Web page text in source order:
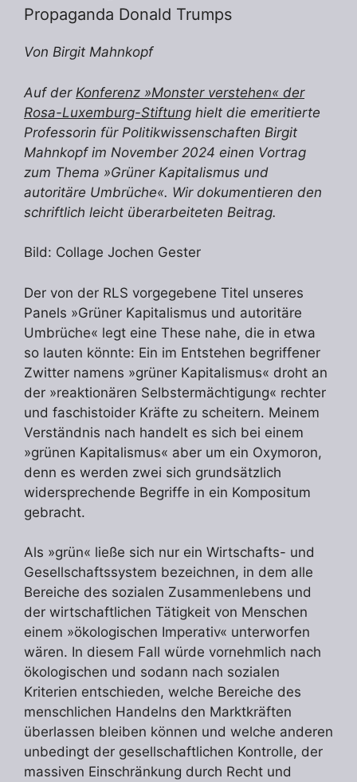
Propaganda Donald Trumps
Von Birgit Mahnkopf
Auf der Konferenz »Monster verstehen« der
Rosa-Luxemburg-Stiftung hielt die emeritierte
Professorin für Politikwissenschaften Birgit
Mahnkopf im November 2024 einen Vortrag
zum Thema »Grüner Kapitalismus und
autoritäre Umbrüche«. Wir dokumentieren den
schriftlich leicht überarbeiteten Beitrag.
Bild: Collage Jochen Gester
Der von der RLS vorgegebene Titel unseres
Panels »Grüner Kapitalismus und autoritäre
Umbrüche« legt eine These nahe, die in etwa
so lauten könnte: Ein im Entstehen begriffener
Zwitter namens »grüner Kapitalismus« droht an
der »reaktionären Selbstermächtigung« rechter
und faschistoider Kräfte zu scheitern. Meinem
Verständnis nach handelt es sich bei einem
»grünen Kapitalismus« aber um ein Oxymoron,
denn es werden zwei sich grundsätzlich
widersprechende Begriffe in ein Kompositum
gebracht.
Als »grün« ließe sich nur ein Wirtschafts- und
Gesellschaftssystem bezeichnen, in dem alle
Bereiche des sozialen Zusammenlebens und
der wirtschaftlichen Tätigkeit von Menschen
einem »ökologischen Imperativ« unterworfen
wären. In diesem Fall würde vornehmlich nach
ökologischen und sodann nach sozialen
Kriterien entschieden, welche Bereiche des
menschlichen Handelns den Marktkräften
überlassen bleiben können und welche anderen
unbedingt der gesellschaftlichen Kontrolle, der
massiven Einschränkung durch Recht und